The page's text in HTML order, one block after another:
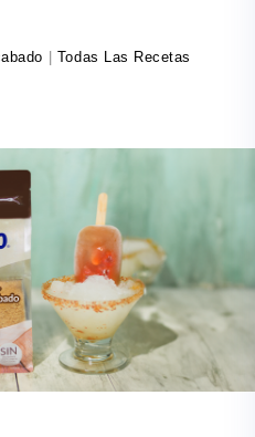
Todas Las Recetas